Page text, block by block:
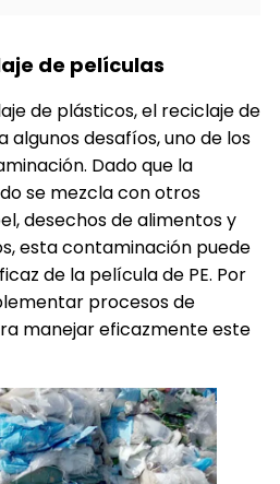
de películas
de plásticos, el reciclaje de
desafíos, uno de los
Dado que la
se mezcla con otros
desechos de alimentos y
esta contaminación puede
de la película de PE. Por
procesos de
manejar eficazmente este